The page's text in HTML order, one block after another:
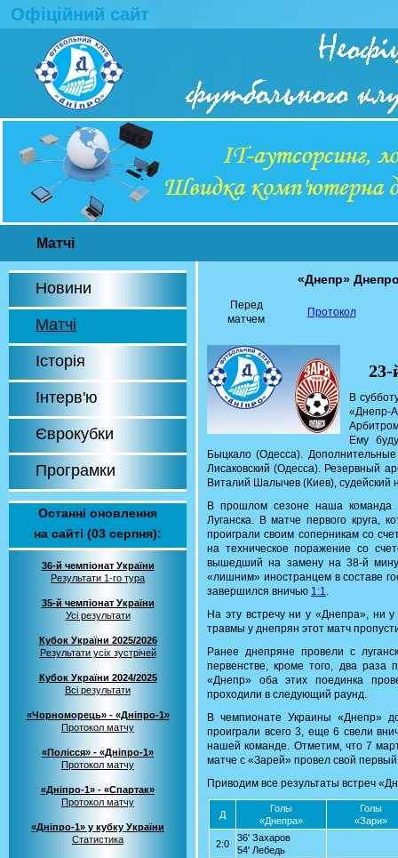
Офіційний сайт
Матчі
Новини
Матчі
Історія
Інтерв'ю
Єврокубки
Програмки
Останні оновлення
на сайті (03 серпня):
36-й чемпіонат України
Результати 1-го тура
35-й чемпіонат України
Усі результати
Кубок України 2025/2026
Результати усіх зустрічей
Кубок України 2024/2025
Всі результати
«Чорноморець» - «Дніпро-1»
Протокол матчу
«Полісся» - «Дніпро-1»
Протокол матчу
«Дніпро-1» - «Спартак»
Протокол матчу
«Дніпро-1» у кубку України
Статистика
«Днепр»
Перед
матчем
Протокол
В
«Днепр-
Ему
Быцкало (Одесса).
Лисаковский (Одесса). Резервный
Виталий Шалычев (Киев), судейский
В прошлом сезоне наша команда
Луганска. В матче первого круга,
проиграли своим соперникам со
на техническое поражение со
вышедший на замену на 38-й
«лишним» иностранцем в составе
завершился вничью 1:1.
На эту встречу ни у «Днепра», ни
травмы у днепрян этот матч
Ранее днепряне провели с
первенстве, кроме того, два раза
«Днепр» оба этих поединка
проходили в следующий раунд.
В чемпионате Украины «Днепр»
проиграли всего 3, еще 6 свели
нашей команде. Отметим, что 7
матче с «Зарей» провел свой
Приводим все результаты встреч
Д
Голы
«Днепра»
Голы
«Зари»
2:0
36' Захаров
54' Лебедь